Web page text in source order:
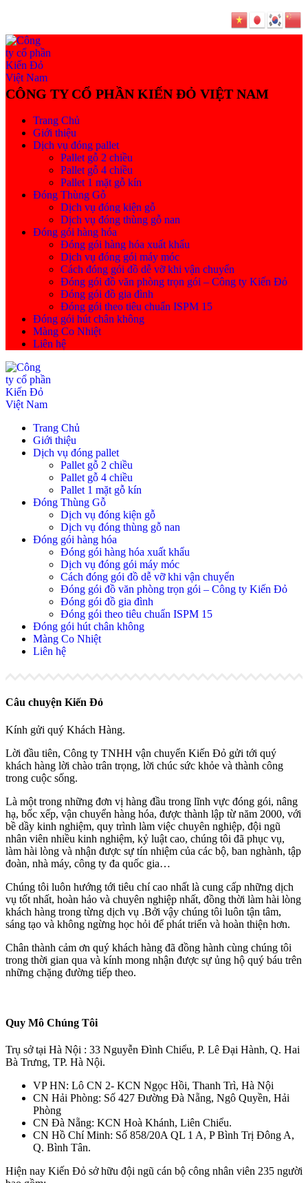
Trang Chủ
Giới thiệu
Dịch vụ đóng pallet
Pallet gỗ 2 chiều
Pallet gỗ 4 chiều
Pallet 1 mặt gỗ kín
Đóng Thùng Gỗ
Dịch vụ đóng kiện gỗ
Dịch vụ đóng thùng gỗ nan
Đóng gói hàng hóa
Đóng gói hàng hóa xuất khẩu
Dịch vụ đóng gói máy móc
Cách đóng gói đồ dễ vỡ khi vận chuyển
Đóng gói đồ văn phòng trọn gói – Công ty Kiến Đỏ
Đóng gói đồ gia đình
Đóng gói theo tiêu chuẩn ISPM 15
Đóng gói hút chân không
Màng Co Nhiệt
Liên hệ
Trang Chủ
Giới thiệu
Dịch vụ đóng pallet
Pallet gỗ 2 chiều
Pallet gỗ 4 chiều
Pallet 1 mặt gỗ kín
Đóng Thùng Gỗ
Dịch vụ đóng kiện gỗ
Dịch vụ đóng thùng gỗ nan
Đóng gói hàng hóa
Đóng gói hàng hóa xuất khẩu
Dịch vụ đóng gói máy móc
Cách đóng gói đồ dễ vỡ khi vận chuyển
Đóng gói đồ văn phòng trọn gói – Công ty Kiến Đỏ
Đóng gói đồ gia đình
Đóng gói theo tiêu chuẩn ISPM 15
Đóng gói hút chân không
Màng Co Nhiệt
Liên hệ
Câu chuyện Kiến Đỏ
Kính gửi quý Khách Hàng.
Lời đầu tiên, Công ty TNHH vận chuyển Kiến Đỏ gửi tới quý
khách hàng lời chào trân trọng, lời chúc sức khỏe và thành công
trong cuộc sống.
Là một trong những đơn vị hàng đầu trong lĩnh vực đóng gói, nâng
hạ, bốc xếp, vận chuyển hàng hóa, được thành lập từ năm 2000, với
bề dầy kinh nghiệm, quy trình làm việc chuyên nghiệp, đội ngũ
nhân viên nhiều kinh nghiệm, kỷ luật cao, chúng tôi đã phục vụ,
làm hài lòng và nhận được sự tín nhiệm của các bộ, ban nghành, tập
đoàn, nhà máy, công ty đa quốc gia…
Chúng tôi luôn hướng tới tiêu chí cao nhất là cung cấp những dịch
vụ tốt nhất, hoàn hảo và chuyên nghiệp nhất, đồng thời làm hài lòng
khách hàng trong từng dịch vụ .Bởi vậy chúng tôi luôn tận tâm,
sáng tạo và không ngừng học hỏi để phát triển và hoàn thiện hơn.
Chân thành cảm ơn quý khách hàng đã đồng hành cùng chúng tôi
trong thời gian qua và kính mong nhận được sự ủng hộ quý báu trên
những chặng đường tiếp theo.
Quy Mô Chúng Tôi
Trụ sở tại Hà Nội : 33 Nguyễn Đình Chiểu, P. Lê Đại Hành, Q. Hai
Bà Trưng, TP. Hà Nội.
VP HN: Lô CN 2- KCN Ngọc Hồi, Thanh Trì, Hà Nội
CN Hải Phòng: Số 427 Đường Đà Nẵng, Ngô Quyền, Hải
Phòng
CN Đà Nẵng: KCN Hoà Khánh, Liên Chiểu.
CN Hồ Chí Minh: Số 858/20A QL 1 A, P Bình Trị Đông A,
Q. Bình Tân.
Hiện nay Kiến Đỏ sở hữu đội ngũ cán bộ công nhân viên 235 người